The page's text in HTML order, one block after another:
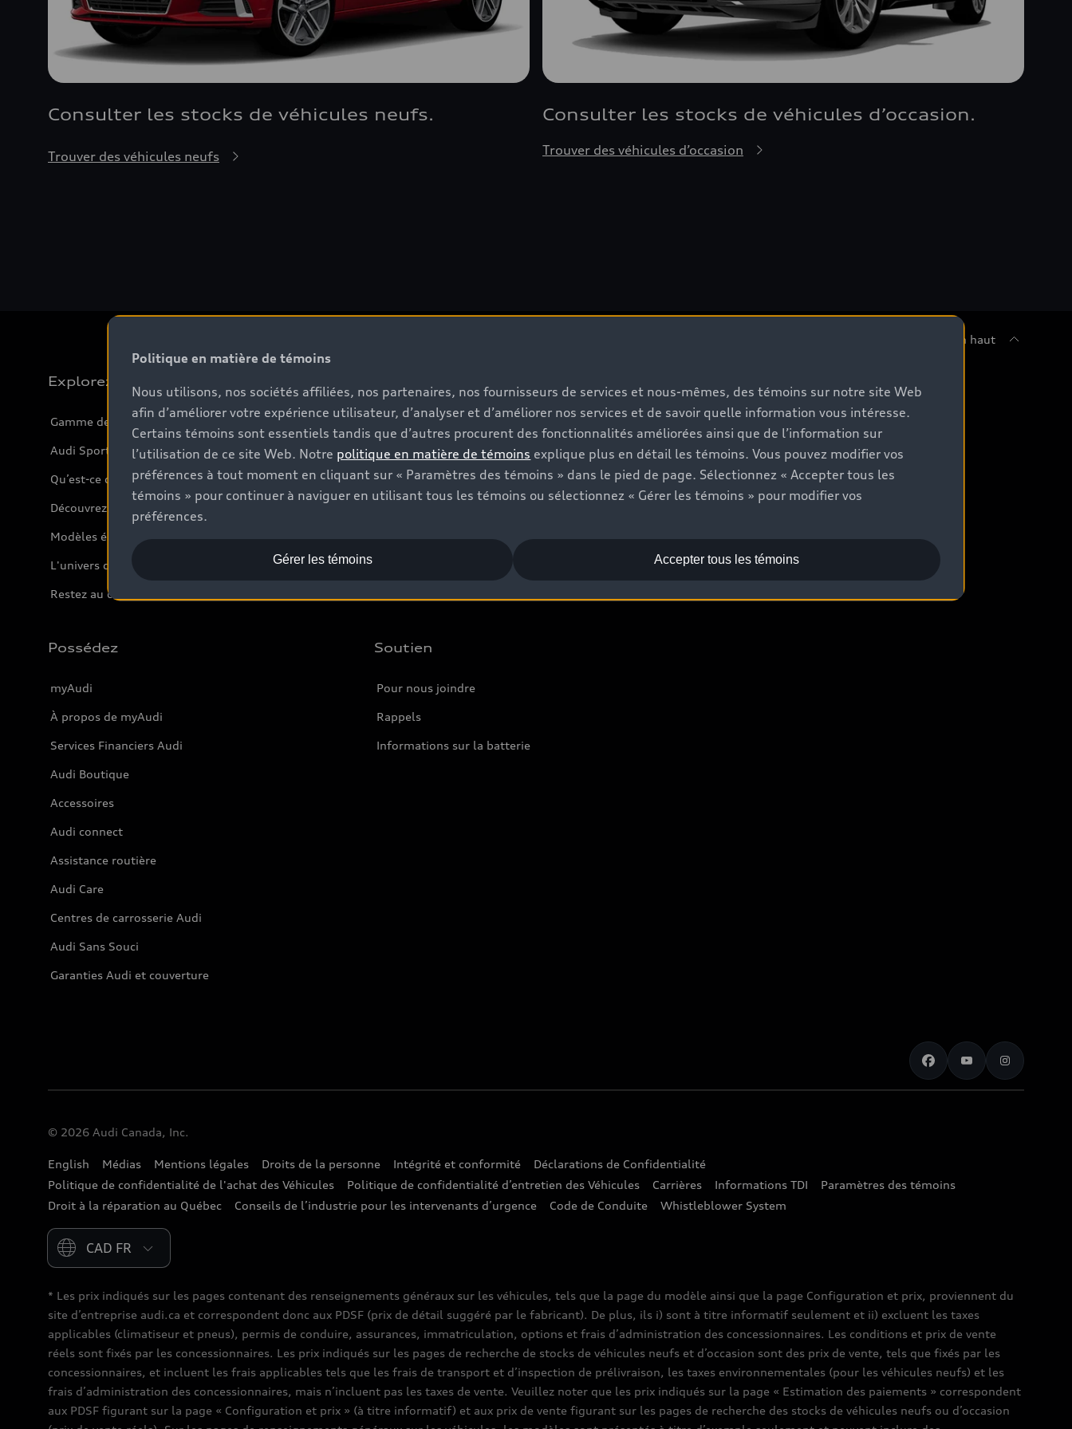
Consulter les stocks de véhicules neufs.
Trouver des véhicules neufs
Consulter les stocks de véhicules d’occasion.
Trouver des véhicules d’occasion
Retour en haut
Explorez
Gamme de modèles
Audi Sport
Qu’est-ce que l’e-tron
Découvrez nos VUS
Modèles électriques
L'univers d'Audi
Restez au courant
Offres
Trouver votre concessionnaire
Véhicules neufs
Audi Certified :plus
Communiquer avec un concessionnaire
Évaluation aux fins d’échange
Location et financement
Possédez
myAudi
À propos de myAudi
Services Financiers Audi
Audi Boutique
Accessoires
Audi connect
Assistance routière
Audi Care
Centres de carrosserie Audi
Audi Sans Souci
Garanties Audi et couverture
Soutien
Pour nous joindre
Rappels
Informations sur la batterie
© 2026 Audi Canada, Inc.
English Médias Mentions légales Droits de la personne Intégrité et conformité
Déclarations de Confidentialité
Politique de confidentialité de l'achat des Véhicules
Politique de confidentialité d’entretien des Véhicules Carrières Informations TDI
Paramètres des témoins
Droit à la réparation au Québec
Conseils de l’industrie pour les intervenants d’urgence Code de Conduite Whistleblower System
Please select country
* Les prix indiqués sur les pages contenant des renseignements généraux sur les véhicules, tels que la page du modèle ainsi que la page Configuration et prix, proviennent du
site d’entreprise audi.ca et correspondent donc aux PDSF (prix de détail suggéré par le fabricant). De plus, ils i) sont à titre informatif seulement et ii) excluent les taxes
applicables (climatiseur et pneus), permis de conduire, assurances, immatriculation, options et frais d’administration des concessionnaires. Les conditions et prix de vente
réels sont fixés par les concessionnaires. Les prix indiqués sur les pages de recherche de stocks de véhicules neufs et d’occasion sont des prix de vente, tels que fixés par les
concessionnaires, et incluent les frais applicables tels que les frais de transport et d’inspection de prélivraison, les taxes environnementales (pour les véhicules neufs) et les
frais d’administration des concessionnaires, mais n’incluent pas les taxes de vente. Veuillez noter que les prix indiqués sur la page « Estimation des paiements » correspondent
aux PDSF figurant sur la page « Configuration et prix » (à titre informatif) et aux prix de vente figurant sur les pages de recherche des stocks de véhicules neufs ou d’occasion
Politique en matière de témoins
Nous utilisons, nos sociétés affiliées, nos partenaires, nos fournisseurs de services et nous-mêmes, des témoins sur notre site Web
afin d’améliorer votre expérience utilisateur, d’analyser et d’améliorer nos services et de savoir quelle information vous intéresse.
Certains témoins sont essentiels tandis que d’autres procurent des fonctionnalités améliorées ainsi que de l’information sur
l’utilisation de ce site Web. Notre politique en matière de témoins explique plus en détail les témoins. Vous pouvez modifier vos
préférences à tout moment en cliquant sur « Paramètres des témoins » dans le pied de page. Sélectionnez « Accepter tous les
témoins » pour continuer à naviguer en utilisant tous les témoins ou sélectionnez « Gérer les témoins » pour modifier vos
préférences.
Accepter tous les témoins
Gérer les témoins